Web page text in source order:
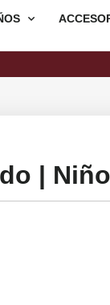
| Niño